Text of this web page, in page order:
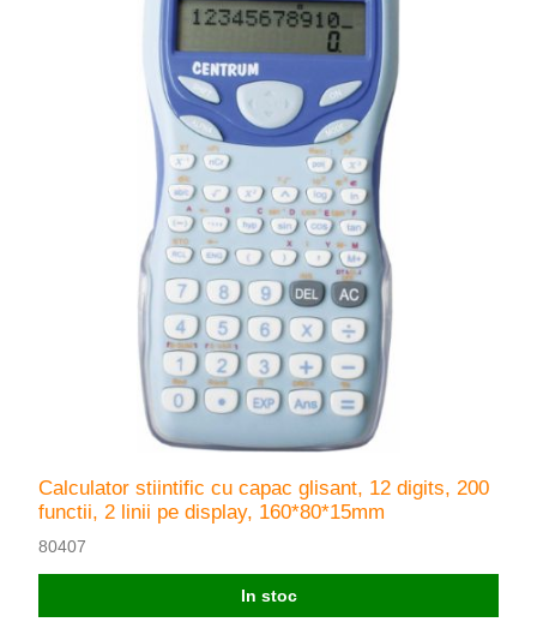
Calculator stiintific cu capac glisant, 12 digits, 200
functii, 2 linii pe display, 160*80*15mm
80407
In stoc